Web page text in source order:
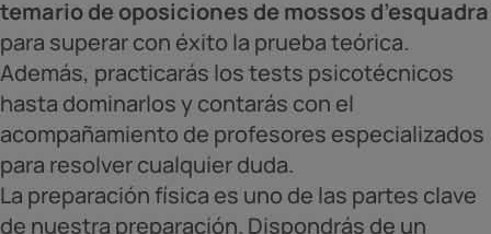
temario de oposiciones de mossos d’esquadra
para superar con éxito la prueba teórica.
Además, practicarás los tests psicotécnicos
hasta dominarlos y contarás con el
acompañamiento de profesores especializados
para resolver cualquier duda.
La preparación física es uno de las partes clave
de nuestra preparación. Dispondrás de un